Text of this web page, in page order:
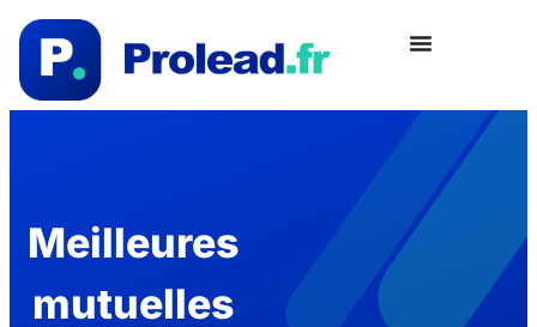
Meilleures
mutuelles